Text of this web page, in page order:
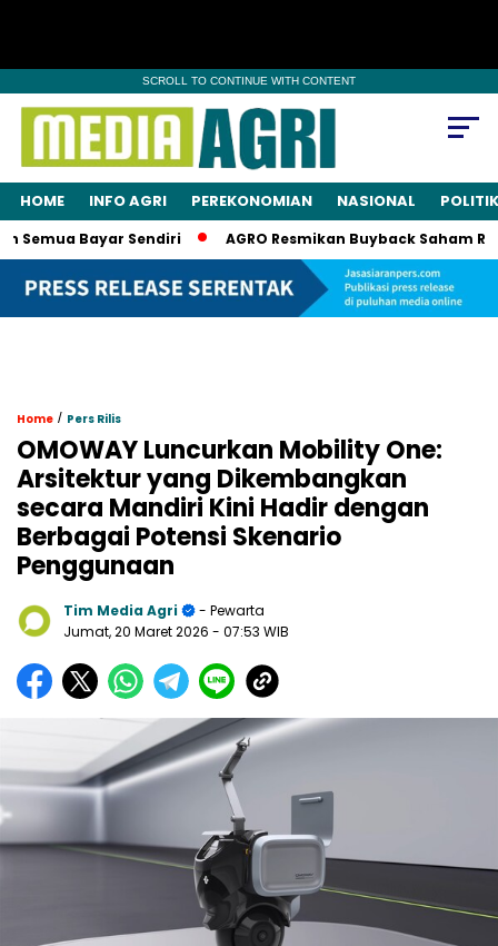
SCROLL TO CONTINUE WITH CONTENT
HOME INFO AGRI PEREKONOMIAN NASIONAL POLITIK
Bayar Sendiri AGRO Resmikan Buyback Saham
Home / Pers Rilis
OMOWAY Luncurkan Mobility One:
Arsitektur yang Dikembangkan
secara Mandiri Kini Hadir dengan
Berbagai Potensi Skenario
Penggunaan
Tim Media Agri
- Pewarta
Jumat, 20 Maret 2026 - 07:53 WIB